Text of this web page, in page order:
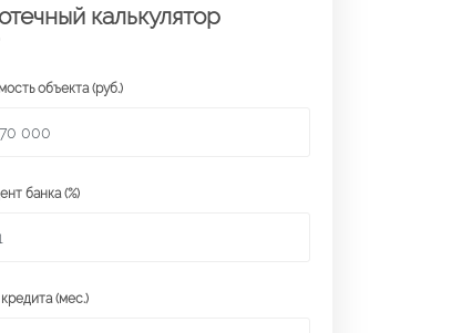
калькулятор
объекта (руб.)
банка (%)
(мес.)